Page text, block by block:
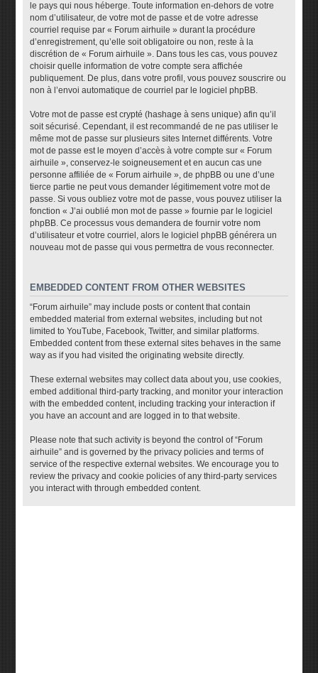
le pays qui nous héberge. Toute information en-dehors de votre
nom d’utilisateur, de votre mot de passe et de votre adresse
courriel requise par « Forum airhuile » durant la procédure
d’enregistrement, qu’elle soit obligatoire ou non, reste à la
discrétion de « Forum airhuile ». Dans tous les cas, vous pouvez
choisir quelle information de votre compte sera affichée
publiquement. De plus, dans votre profil, vous pouvez souscrire ou
non à l’envoi automatique de courriel par le logiciel phpBB.
Votre mot de passe est crypté (hashage à sens unique) afin qu’il
soit sécurisé. Cependant, il est recommandé de ne pas utiliser le
même mot de passe sur plusieurs sites Internet différents. Votre
mot de passe est le moyen d’accès à votre compte sur « Forum
airhuile », conservez-le soigneusement et en aucun cas une
personne affiliée de « Forum airhuile », de phpBB ou une d’une
tierce partie ne peut vous demander légitimement votre mot de
passe. Si vous oubliez votre mot de passe, vous pouvez utiliser la
fonction « J’ai oublié mon mot de passe » fournie par le logiciel
phpBB. Ce processus vous demandera de fournir votre nom
d’utilisateur et votre courriel, alors le logiciel phpBB générera un
nouveau mot de passe qui vous permettra de vous reconnecter.
EMBEDDED CONTENT FROM OTHER WEBSITES
“Forum airhuile” may include posts or content that contain
embedded material from external websites, including but not
limited to YouTube, Facebook, Twitter, and similar platforms.
Embedded content from these external sites behaves in the same
way as if you had visited the originating website directly.
These external websites may collect data about you, use cookies,
embed additional third-party tracking, and monitor your interaction
with the embedded content, including tracking your interaction if
you have an account and are logged in to that website.
Please note that such activity is beyond the control of “Forum
airhuile” and is governed by the privacy policies and terms of
service of the respective external websites. We encourage you to
review the privacy and cookie policies of any third-party services
you interact with through embedded content.